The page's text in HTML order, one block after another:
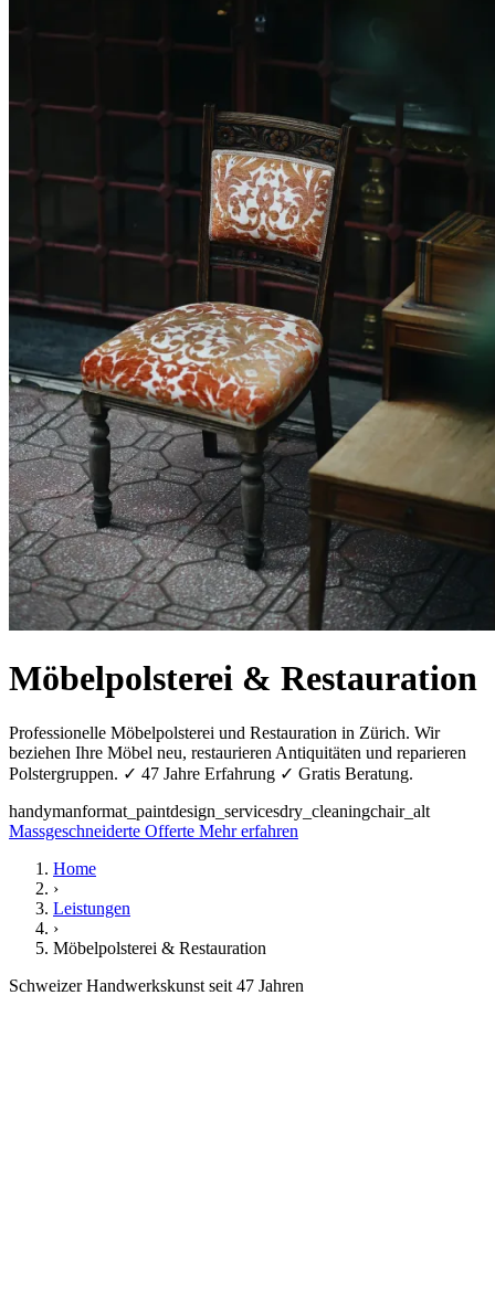
Möbelpolsterei & Restauration
Professionelle Möbelpolsterei und Restauration in Zürich. Wir
beziehen Ihre Möbel neu, restaurieren Antiquitäten und reparieren
Polstergruppen. ✓ 47 Jahre Erfahrung ✓ Gratis Beratung.
handymanformat_paintdesign_servicesdry_cleaningchair_alt
Massgeschneiderte Offerte Mehr erfahren
Home
›
Leistungen
›
Möbelpolsterei & Restauration
Schweizer Handwerkskunst seit 47 Jahren